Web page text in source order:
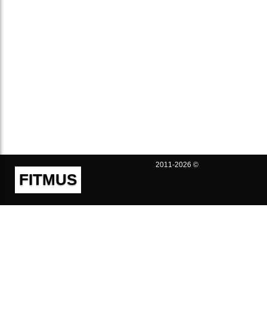
FITMUS
2011-2026 ©